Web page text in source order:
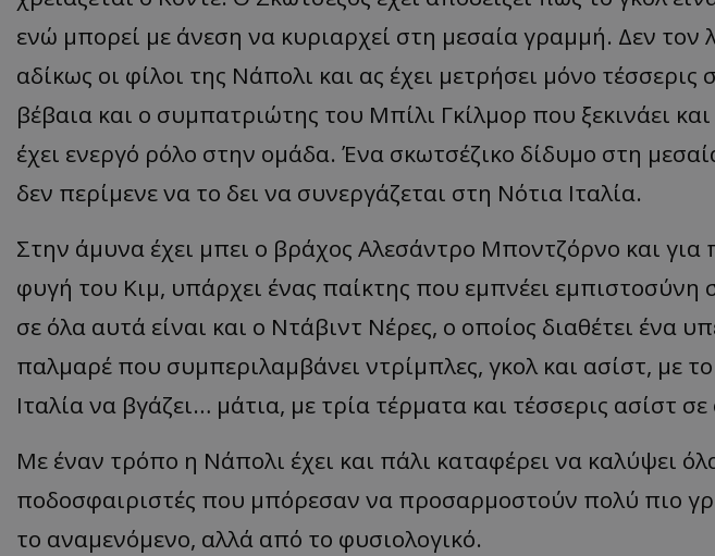
ενώ μπορεί με άνεση να κυριαρχεί στη μεσαία γραμμή. Δεν τον
αδίκως οι φίλοι της Νάπολι και ας έχει μετρήσει μόνο
βέβαια και ο συμπατριώτης του Μπίλι Γκίλμορ που ξεκινάει
έχει ενεργό ρόλο στην ομάδα. Ένα σκωτσέζικο δίδυμο στη
δεν περίμενε να το δει να συνεργάζεται στη Νότια Ιταλία.
Στην άμυνα έχει μπει ο βράχος Αλεσάντρο Μποντζόρνο και
φυγή του Κιμ, υπάρχει ένας παίκτης που εμπνέει
σε όλα αυτά είναι και ο Ντάβιντ Νέρες, ο οποίος διαθέτει ένα
παλμαρέ που συμπεριλαμβάνει ντρίμπλες, γκολ και ασίστ, με
Ιταλία να βγάζει… μάτια, με τρία τέρματα και τέσσερις ασίστ
Με έναν τρόπο η Νάπολι έχει και πάλι καταφέρει να καλύψει
ποδοσφαιριστές που μπόρεσαν να προσαρμοστούν πολύ πιο
το αναμενόμενο, αλλά από το φυσιολογικό.